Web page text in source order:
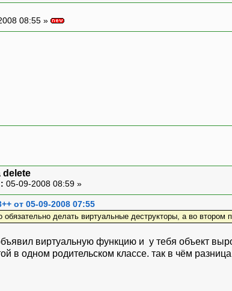
08:55 »
delete
05-09-2008 08:59 »
от 05-09-2008 07:55
обязательно делать виртуальные деструкторы, а во втором
виртуальную функцию и у тебя объект
в одном родительском классе. так в чём